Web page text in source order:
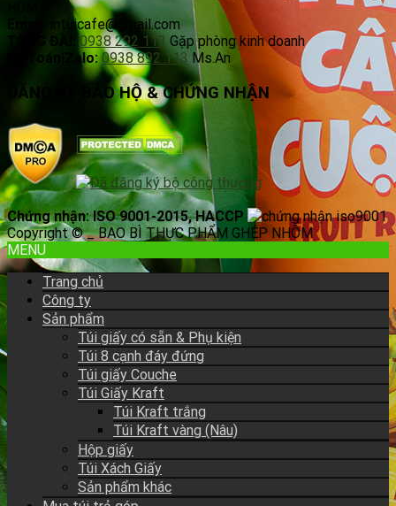
Email:
intuicafe@gmail.com
TỔNG ĐÀI:
0938 292 113 Gặp phòng kinh doanh
Kế Toán|Zalo: 0938 892 113 Ms.An
ĐĂNG KÝ BẢO HỘ & CHỨNG NHẬN
Chứng nhận: ISO 9001-2015, HACCP
Copyright © _ BAO BÌ THỰC PHẨM GHÉP NHÔM
MENU
Trang chủ
Công ty
Sản phẩm
Túi giấy có sẵn & Phụ kiện
Túi 8 cạnh đáy đứng
Túi giấy Couche
Túi Giấy Kraft
Túi Kraft trắng
Túi Kraft vàng (Nâu)
Hộp giấy
Túi Xách Giấy
Sản phẩm khác